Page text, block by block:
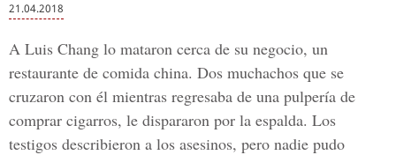
21.04.2018
A Luis Chang lo mataron cerca de su negocio, un
restaurante de comida china. Dos muchachos que se
cruzaron con él mientras regresaba de una pulpería de
comprar cigarros, le dispararon por la espalda. Los
testigos describieron a los asesinos, pero nadie pudo